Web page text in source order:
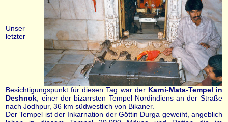
Unser
letzter
Besichtigungspunkt für diesen Tag war der Karni-Mata-Tempel in
Deshnok , einer der bizarrsten Tempel Nordindiens an der Straße
nach Jodhpur, 36 km südwestlich von Bikaner.
Der Tempel ist der Inkarnation der Göttin Durga geweiht, angeblich